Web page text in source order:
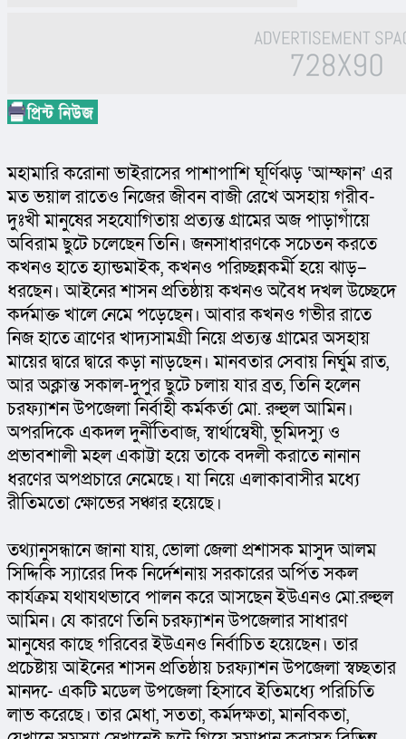
মহামারি করোনা ভাইরাসের পাশাপাশি ঘূর্ণিঝড় ‘আম্ফান’ এর
মত ভয়াল রাতেও নিজের জীবন বাজী রেখে অসহায় গরীব-
দুঃখী মানুষের সহযোগিতায় প্রত্যন্ত গ্রামের অজ পাড়াগাঁয়ে
অবিরাম ছুটে চলেছেন তিনি। জনসাধারণকে সচেতন করতে
কখনও হাতে হ্যান্ডমাইক, কখনও পরিচ্ছন্নকর্মী হয়ে ঝাড়–
ধরছেন। আইনের শাসন প্রতিষ্ঠায় কখনও অবৈধ দখল উচ্ছেদে
কর্দমাক্ত খালে নেমে পড়েছেন। আবার কখনও গভীর রাতে
নিজ হাতে ত্রাণের খাদ্যসামগ্রী নিয়ে প্রত্যন্ত গ্রামের অসহায়
মায়ের দ্বারে দ্বারে কড়া নাড়ছেন। মানবতার সেবায় নির্ঘুম রাত,
আর অক্লান্ত সকাল-দুপুর ছুটে চলায় যার ব্রত, তিনি হলেন
চরফ্যাশন উপজেলা নির্বাহী কর্মকর্তা মো. রুহুল আমিন।
অপরদিকে একদল দুর্নীতিবাজ, স্বার্থান্বেষী, ভূমিদস্যু ও
প্রভাবশালী মহল একাট্টা হয়ে তাকে বদলী করাতে নানান
ধরণের অপপ্রচারে নেমেছে। যা নিয়ে এলাকাবাসীর মধ্যে
রীতিমতো ক্ষোভের সঞ্চার হয়েছে।
তথ্যানুসন্ধানে জানা যায়, ভোলা জেলা প্রশাসক মাসুদ আলম
সিদ্দিকি স্যারের দিক নির্দেশনায় সরকারের অর্পিত সকল
কার্যক্রম যথাযথভাবে পালন করে আসছেন ইউএনও মো.রুহুল
আমিন। যে কারণে তিনি চরফ্যাশন উপজেলার সাধারণ
মানুষের কাছে গরিবের ইউএনও নির্বাচিত হয়েছেন। তার
প্রচেষ্টায় আইনের শাসন প্রতিষ্ঠায় চরফ্যাশন উপজেলা স্বচ্ছতার
মানদ-ে একটি মডেল উপজেলা হিসাবে ইতিমধ্যে পরিচিতি
লাভ করেছে। তার মেধা, সততা, কর্মদক্ষতা, মানবিকতা,